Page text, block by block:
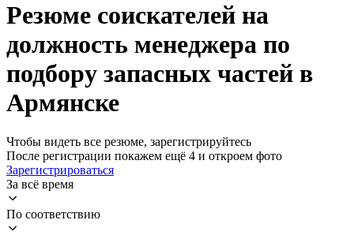
Резюме соискателей на
должность менеджера по
подбору запасных частей в
Армянске
Чтобы видеть все резюме, зарегистрируйтесь
После регистрации покажем ещё 4 и откроем фото
Зарегистрироваться
За всё время
По соответствию